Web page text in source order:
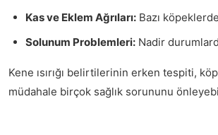
Kas ve Eklem Ağrıları: Bazı
Solunum Problemleri: Nadir
Kene ısırığı belirtilerinin erken tespiti,
müdahale birçok sağlık sorununu